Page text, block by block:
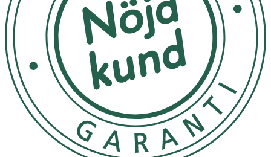
· Massera in produkten i pälsen.
· Vid tovig päls: blöt igenom området med spray och
kamma försiktigt.
· Avsluta med att borsta pälsen.
Förvaring
Förvaras i rumstemperatur utom räckhåll för små barn.